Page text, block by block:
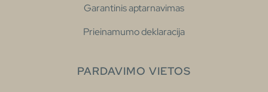
Garantinis aptarnavimas
Prieinamumo deklaracija
PARDAVIMO VIETOS